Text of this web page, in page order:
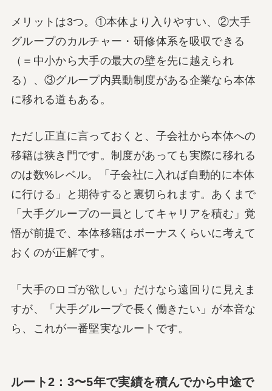
メリットは3つ。①本体より入りやすい、②大手
グループのカルチャー・研修体系を吸収できる
（＝中小から大手の最大の壁を先に越えられ
る）、③グループ内異動制度がある企業なら本体
に移れる道もある。
ただし正直に言っておくと、子会社から本体への
移籍は狭き門です。制度があっても実際に移れる
のは数%レベル。「子会社に入れば自動的に本体
に行ける」と期待すると裏切られます。あくまで
「大手グループの一員としてキャリアを積む」覚
悟が前提で、本体移籍はボーナスくらいに考えて
おくのが正解です。
「大手のロゴが欲しい」だけなら遠回りに見えま
すが、「大手グループで長く働きたい」が本音な
ら、これが一番堅実なルートです。
ルート2：3〜5年で実績を積んでから中途で